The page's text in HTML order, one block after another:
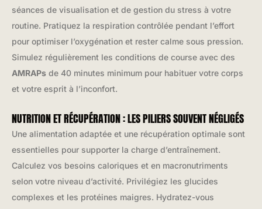
séances de visualisation et de gestion du stress à votre
routine. Pratiquez la respiration contrôlée pendant l’effort
pour optimiser l’oxygénation et rester calme sous pression.
Simulez régulièrement les conditions de course avec des
AMRAPs de 40 minutes minimum pour habituer votre corps
et votre esprit à l’inconfort.
NUTRITION ET RÉCUPÉRATION : LES PILIERS SOUVENT NÉGLIGÉS
Une alimentation adaptée et une récupération optimale sont
essentielles pour supporter la charge d’entraînement.
Calculez vos besoins caloriques et en macronutriments
selon votre niveau d’activité. Privilégiez les glucides
complexes et les protéines maigres. Hydratez-vous